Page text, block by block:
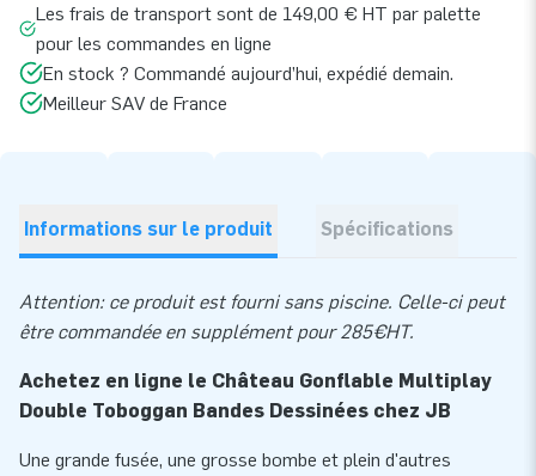
Les frais de transport sont de 149,00 € HT par palette
pour les commandes en ligne
En stock ? Commandé aujourd’hui, expédié demain.
Meilleur SAV de France
Informations sur le produit Spécifications
Attention: ce produit est fourni sans piscine. Celle-ci peut
être commandée en supplément pour 285€HT.
Achetez en ligne le Château Gonflable Multiplay
Double Toboggan Bandes Dessinées chez JB
Une grande fusée, une grosse bombe et plein d'autres